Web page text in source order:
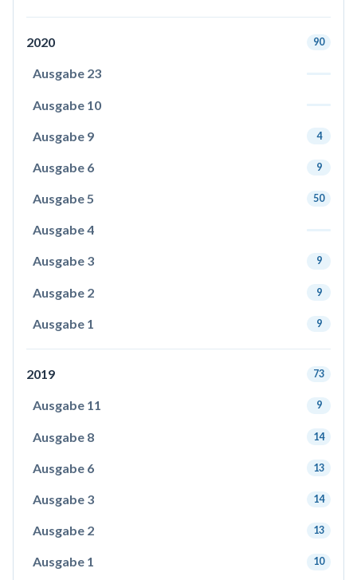
2020 90
Ausgabe 23
Ausgabe 10
Ausgabe 9 4
Ausgabe 6 9
Ausgabe 5 50
Ausgabe 4
Ausgabe 3 9
Ausgabe 2 9
Ausgabe 1 9
2019 73
Ausgabe 11 9
Ausgabe 8 14
Ausgabe 6 13
Ausgabe 3 14
Ausgabe 2 13
Ausgabe 1 10